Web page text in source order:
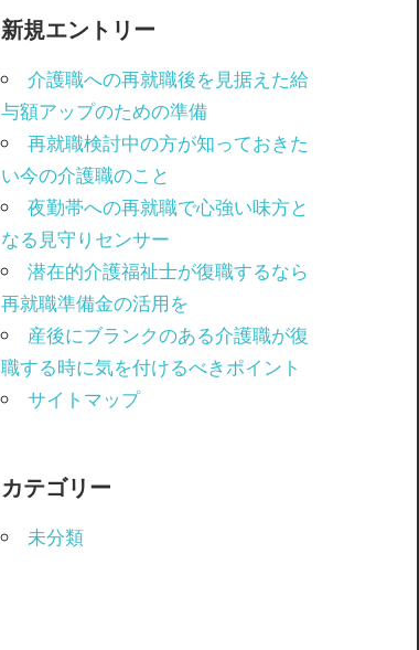
新規エントリー
介護職への再就職後を見据えた給
与額アップのための準備
再就職検討中の方が知っておきた
い今の介護職のこと
夜勤帯への再就職で心強い味方と
なる見守りセンサー
潜在的介護福祉士が復職するなら
再就職準備金の活用を
産後にブランクのある介護職が復
職する時に気を付けるべきポイント
サイトマップ
カテゴリー
未分類